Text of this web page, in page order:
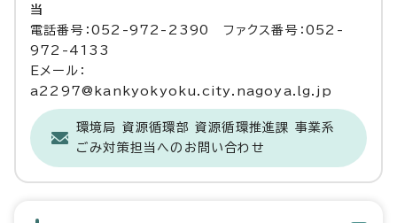
当
電話番号：052-972-2390 ファクス番号：052-
972-4133
Eメール：
a2297@kankyokyoku.city.nagoya.lg.jp
環境局 資源循環部 資源循環推進課 事業系
ごみ対策担当へのお問い合わせ